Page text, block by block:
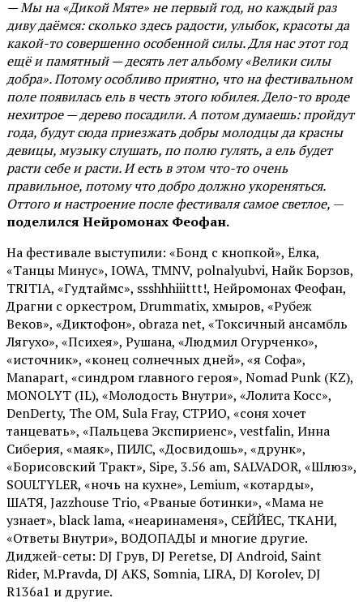
— Мы на «Дикой Мяте» не первый год, но каждый раз
диву даёмся: сколько здесь радости, улыбок, красоты да
какой-то совершенно особенной силы. Для нас этот год
ещё и памятный — десять лет альбому «Велики силы
добра». Потому особливо приятно, что на фестивальном
поле появилась ель в честь этого юбилея. Дело-то вроде
нехитрое — дерево посадили. А потом думаешь: пройдут
года, будут сюда приезжать добры молодцы да красны
девицы, музыку слушать, по полю гулять, а ель будет
расти себе и расти. И есть в этом что-то очень
правильное, потому что добро должно укореняться.
Оттого и настроение после фестиваля самое светлое, —
поделился Нейромонах Феофан.
На фестивале выступили: «Бонд с кнопкой», Ёлка,
«Танцы Минус», IOWA, TMNV, polnalyubvi, Найк Борзов,
TRITIA, «Гудтаймс», ssshhhiiittt!, Нейромонах Феофан,
Драгни с оркестром, Drummatix, хмыров, «Рубеж
Веков», «Диктофон», obraza net, «Токсичный ансамбль
Лягухо», «Психея», Рушана, «Людмил Огурченко»,
«источник», «конец солнечных дней», «я Софа»,
Manapart, «синдром главного героя», Nomad Punk (KZ),
MONOLYT (IL), «Молодость Внутри», «Лолита Косс»,
DenDerty, The OM, Sula Fray, СТРИО, «соня хочет
танцевать», «Пальцева Экспириенс», vestfalin, Инна
Сиберия, «маяк», ПИЛС, «Досвидошь», «друнк»,
«Борисовский Тракт», Sipe, 3.56 am, SALVADOR, «Шлюз»,
SOULTYLER, «ночь на кухне», Lemium, «котарды»,
ШАТЯ, Jazzhouse Trio, «Рваные ботинки», «Мама не
узнает», black lama, «неаринаменя», СЕЙЙЕС, ТКАНИ,
«Ответы Внутри», ВОДОПАДЫ и многие другие.
Диджей-сеты: DJ Грув, DJ Peretse, DJ Android, Saint
Rider, М.Pravda, DJ AKS, Somnia, LIRA, DJ Korolev, DJ
R136a1 и другие.